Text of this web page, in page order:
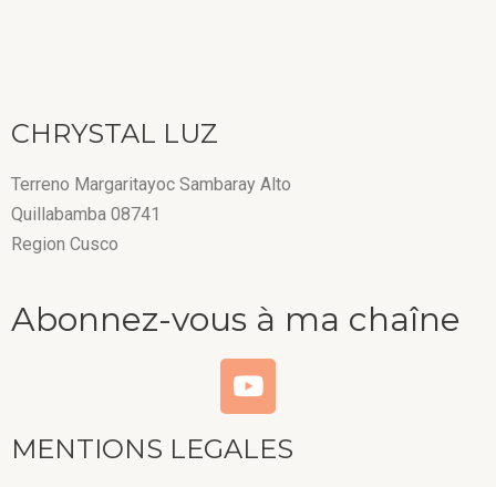
CHRYSTAL LUZ
Terreno Margaritayoc Sambaray Alto
Quillabamba 08741
Region Cusco
Abonnez-vous à ma chaîne
MENTIONS LEGALES